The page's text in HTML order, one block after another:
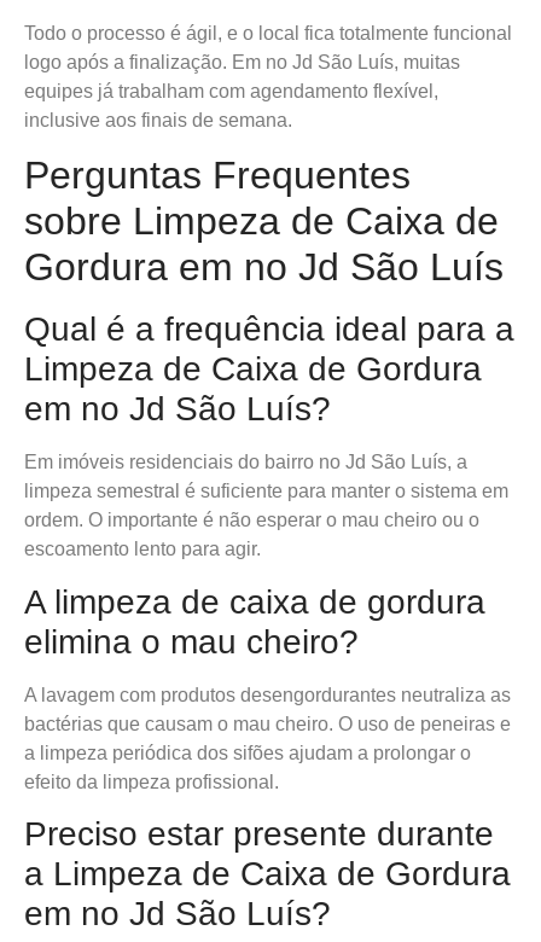
Todo o processo é ágil, e o local fica totalmente funcional
logo após a finalização. Em no Jd São Luís, muitas
equipes já trabalham com agendamento flexível,
inclusive aos finais de semana.
Perguntas Frequentes
sobre Limpeza de Caixa de
Gordura em no Jd São Luís
Qual é a frequência ideal para a
Limpeza de Caixa de Gordura
em no Jd São Luís?
Em imóveis residenciais do bairro no Jd São Luís, a
limpeza semestral é suficiente para manter o sistema em
ordem. O importante é não esperar o mau cheiro ou o
escoamento lento para agir.
A limpeza de caixa de gordura
elimina o mau cheiro?
A lavagem com produtos desengordurantes neutraliza as
bactérias que causam o mau cheiro. O uso de peneiras e
a limpeza periódica dos sifões ajudam a prolongar o
efeito da limpeza profissional.
Preciso estar presente durante
a Limpeza de Caixa de Gordura
em no Jd São Luís?